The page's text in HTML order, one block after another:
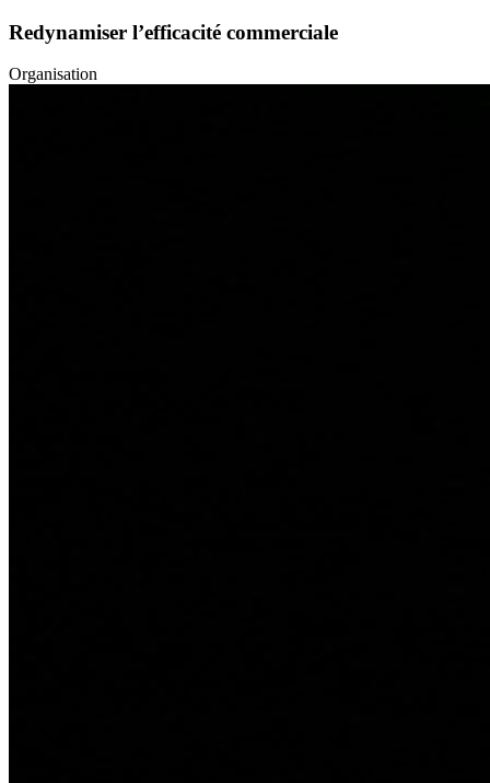
Redynamiser l’efficacité commerciale
Organisation